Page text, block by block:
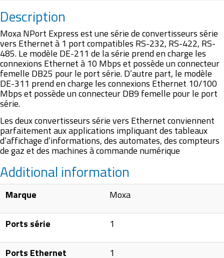
Description
Moxa NPort Express est une série de convertisseurs série
vers Ethernet à 1 port compatibles RS-232, RS-422, RS-
485. Le modèle DE-211 de la série prend en charge les
connexions Ethernet à 10 Mbps et possède un connecteur
femelle DB25 pour le port série. D’autre part, le modèle
DE-311 prend en charge les connexions Ethernet 10/100
Mbps et possède un connecteur DB9 femelle pour le port
série.
Les deux convertisseurs série vers Ethernet conviennent
parfaitement aux applications impliquant des tableaux
d’affichage d’informations, des automates, des compteurs
de gaz et des machines à commande numérique
Additional information
Marque Moxa
Ports série 1
Ports Ethernet 1